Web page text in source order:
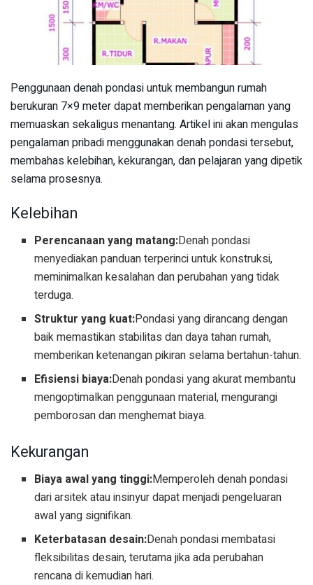
Penggunaan denah pondasi untuk membangun rumah
berukuran 7×9 meter dapat memberikan pengalaman yang
memuaskan sekaligus menantang. Artikel ini akan mengulas
pengalaman pribadi menggunakan denah pondasi tersebut,
membahas kelebihan, kekurangan, dan pelajaran yang dipetik
selama prosesnya.
Kelebihan
Perencanaan yang matang:Denah pondasi
menyediakan panduan terperinci untuk konstruksi,
meminimalkan kesalahan dan perubahan yang tidak
terduga.
Struktur yang kuat:Pondasi yang dirancang dengan
baik memastikan stabilitas dan daya tahan rumah,
memberikan ketenangan pikiran selama bertahun-tahun.
Efisiensi biaya:Denah pondasi yang akurat membantu
mengoptimalkan penggunaan material, mengurangi
pemborosan dan menghemat biaya.
Kekurangan
Biaya awal yang tinggi:Memperoleh denah pondasi
dari arsitek atau insinyur dapat menjadi pengeluaran
awal yang signifikan.
Keterbatasan desain:Denah pondasi membatasi
fleksibilitas desain, terutama jika ada perubahan
rencana di kemudian hari.